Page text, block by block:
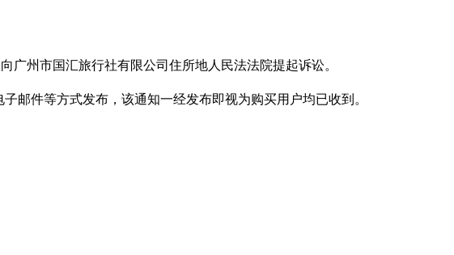
州市国汇旅行社有限公司住所地人民法法院提起诉讼。
邮件等方式发布，该通知一经发布即视为购买用户均已收到。